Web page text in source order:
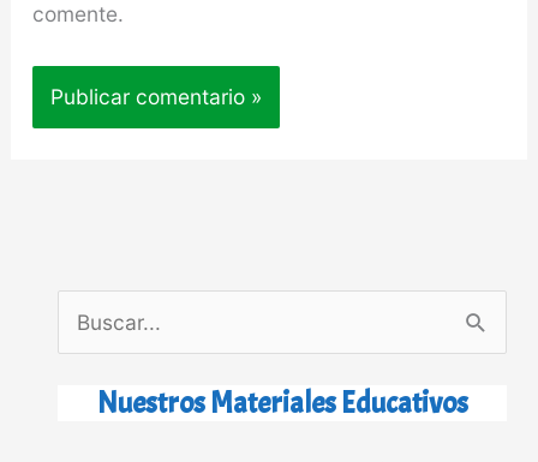
comente.
u
Nuestros Materiales Educativos